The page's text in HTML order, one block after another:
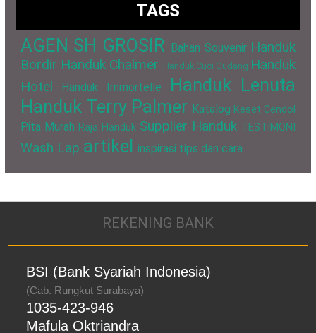
TAGS
AGEN SH GROSIR Bahan Souvenir Handuk
Bordir Handuk Chalmer Handuk Cuci Gudang Handuk
Hotel
Handuk Immortelle
Handuk Lenuta
Handuk Terry Palmer Katalog Keset Cendol
Pita Murah Raja Handuk Supplier Handuk TESTIMONI
Wash Lap artikel inspirasi tips dan cara
REKENING BANK
BSI (Bank Syariah Indonesia)
(Cab. Rungkut Surabaya)
1035-423-946
Mafula Oktriandra